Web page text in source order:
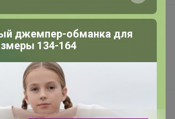
джемпер-обманка для
134-164